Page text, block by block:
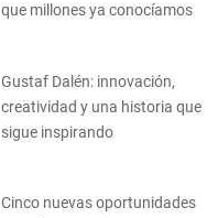
que millones ya conocíamos
Gustaf Dalén: innovación,
creatividad y una historia que
sigue inspirando
Cinco nuevas oportunidades